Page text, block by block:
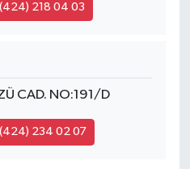
218 04 03
CAD. NO:191/D
234 02 07